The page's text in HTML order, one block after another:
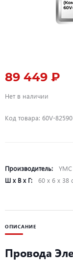
89 449 ₽
Нет в наличии
Код товара: 60V-
Производитель: YMC
Ш х В х Г:
60 х 6 х 38
ОПИСАНИЕ
Провода